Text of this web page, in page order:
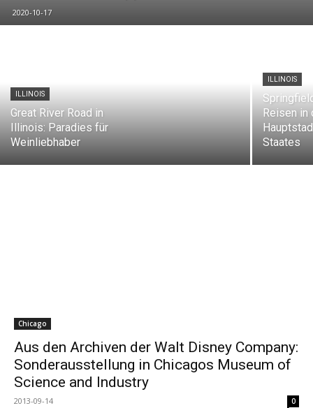
2020-10-17
ILLINOIS
Great River Road in
Illinois: Paradies für
Weinliebhaber
ILLINOIS
Reisen in
Staates
Chicago
Aus den Archiven der Walt Disney Company:
Sonderausstellung in Chicagos Museum of
Science and Industry
2013-09-14 0